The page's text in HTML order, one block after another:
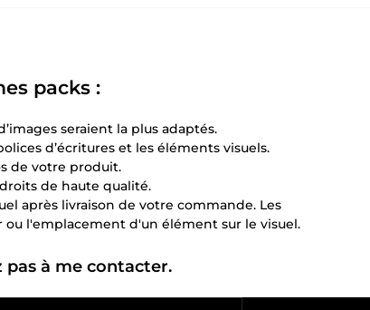
packs :
seraient la plus adaptés.
d’écritures et les éléments visuels.
de votre produit.
de haute qualité.
après livraison de votre commande. Les
l'emplacement d'un élément sur le visuel.
pas à me contacter.